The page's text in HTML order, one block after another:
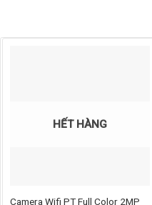
HẾT HÀNG
Camera Wifi PT Full Color 2MP